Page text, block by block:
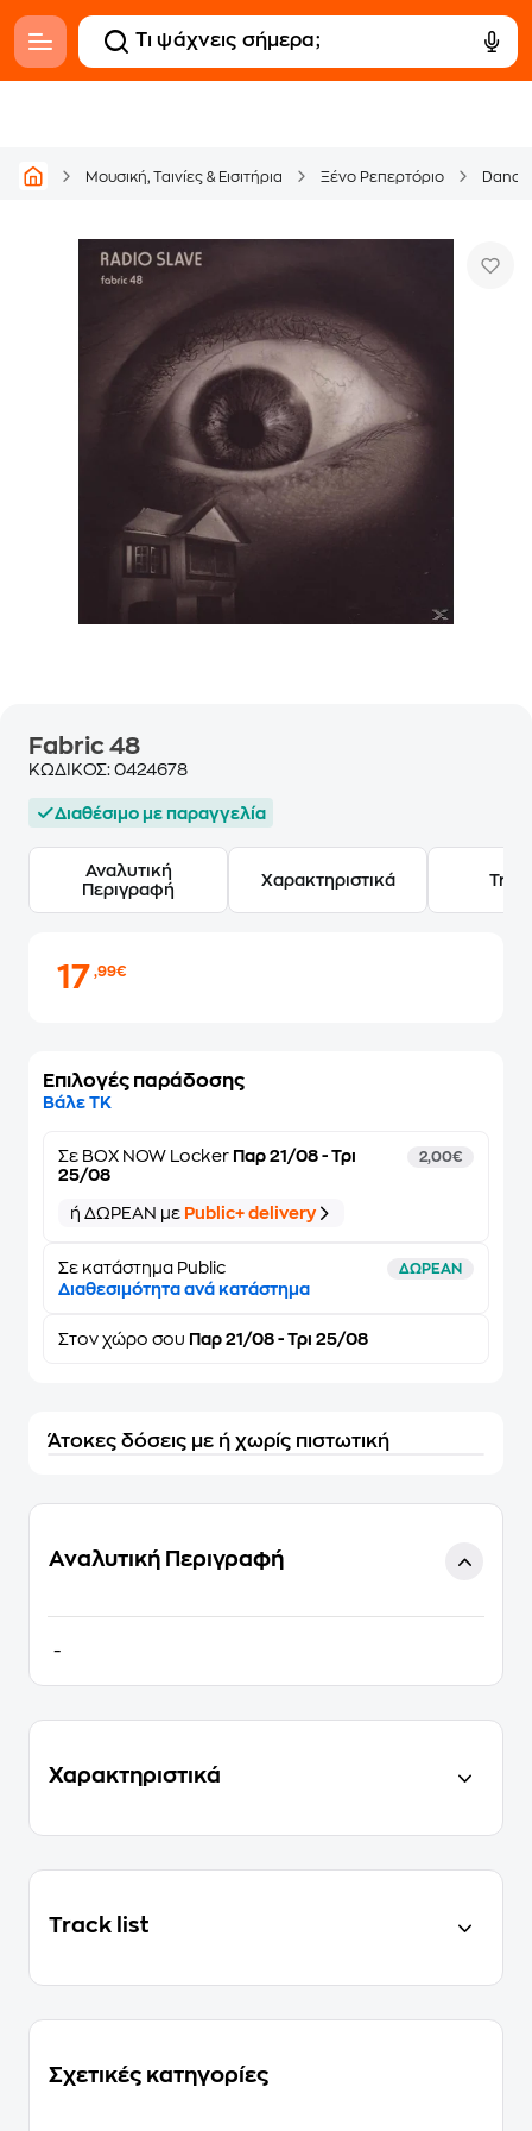
Μουσική, Ταινίες & Εισιτήρια Ξένο Ρεπερτόριο
Fabric 48
ΚΩΔΙΚΟΣ: 0424678
Διαθέσιμο με παραγγελία
Αναλυτική
Περιγραφή
Χαρακτηριστικά
17,99€
Επιλογές παράδοσης
Βάλε ΤΚ
Σε BOX NOW Locker Παρ 21/08 - Τρι
25/08
2,00€
ή ΔΩΡΕΑΝ με Public+ delivery
Σε κατάστημα Public ΔΩΡΕΑΝ
Διαθεσιμότητα ανά κατάστημα
Στον χώρο σου Παρ 21/08 - Τρι 25/08
Άτοκες δόσεις με ή χωρίς πιστωτική
Αναλυτική Περιγραφή
-
Χαρακτηριστικά
Track list
Σχετικές κατηγορίες